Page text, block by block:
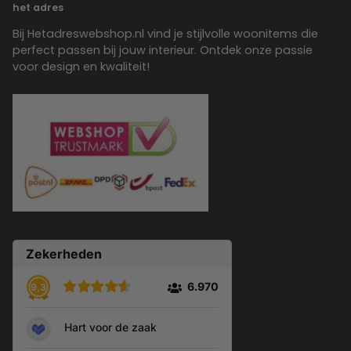
het adres
Bij Hetadreswebshop.nl vind je stijlvolle woonitems die
perfect passen bij jouw interieur. Ontdek onze passie
voor design en kwaliteit!